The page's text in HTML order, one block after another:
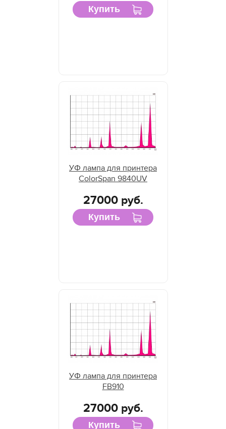
Купить
УФ лампа для принтера
ColorSpan 9840UV
27000 руб.
Купить
УФ лампа для принтера
FB910
27000 руб.
Купить